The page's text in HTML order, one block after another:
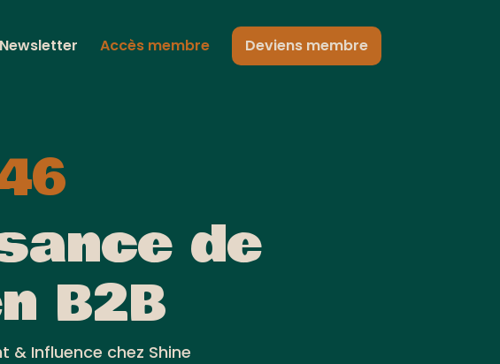
Newsletter Accès membre Deviens membre
de
B2B
Influence chez Shine